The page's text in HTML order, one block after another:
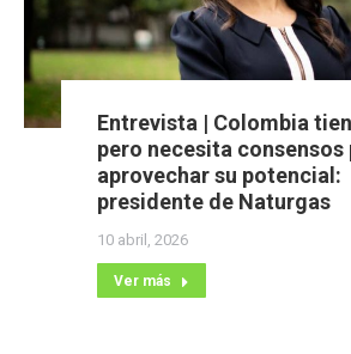
Entrevista | Colombia
pero necesita consensos
aprovechar su potencial:
presidente de Naturgas
10 abril, 2026
Ver más